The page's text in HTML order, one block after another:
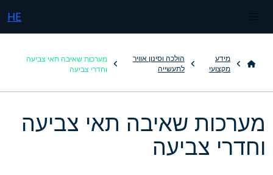
HE
מידע
מקצועי
הולכה וסינון אוויר
לתעשייה
מערכות שאיבה תאי צביעה
וחדרי צביעה
מערכות שאיבה תאי צביעה
וחדרי צביעה